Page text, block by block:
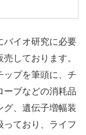
バイオ研究に必要
しております。
ップを筆頭に、チ
ーブなどの消耗品
グ、遺伝子増幅装
っており、ライフ